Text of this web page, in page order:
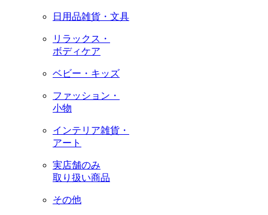
日用品雑貨・文具
リラックス・
ボディケア
ベビー・キッズ
ファッション・
小物
インテリア雑貨・
アート
実店舗のみ
取り扱い商品
その他